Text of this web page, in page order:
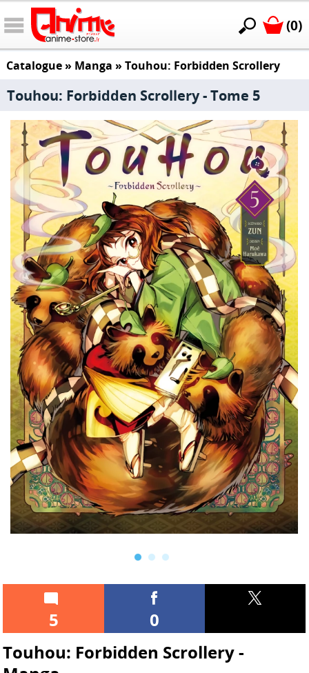
(0)
Catalogue» Manga » Touhou: Forbidden Scrollery
Touhou: Forbidden Scrollery - Tome 5
5
0
Touhou: Forbidden Scrollery -